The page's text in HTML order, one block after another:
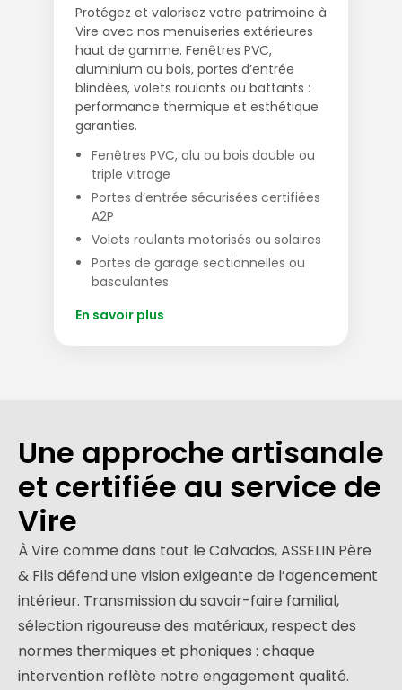
Protégez et valorisez votre patrimoine à
Vire avec nos menuiseries extérieures
haut de gamme. Fenêtres PVC,
aluminium ou bois, portes d’entrée
blindées, volets roulants ou battants :
performance thermique et esthétique
garanties.
Fenêtres PVC, alu ou bois double ou
triple vitrage
Portes d’entrée sécurisées certifiées
A2P
Volets roulants motorisés ou solaires
Portes de garage sectionnelles ou
basculantes
En savoir plus
Une approche artisanale
et certifiée au service de
Vire
À Vire comme dans tout le Calvados, ASSELIN Père
& Fils défend une vision exigeante de l’agencement
intérieur. Transmission du savoir-faire familial,
sélection rigoureuse des matériaux, respect des
normes thermiques et phoniques : chaque
intervention reflète notre engagement qualité.